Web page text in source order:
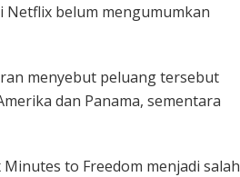
Netflix belum mengumumkan
menyebut peluang tersebut
dan Panama, sementara
to Freedom menjadi salah